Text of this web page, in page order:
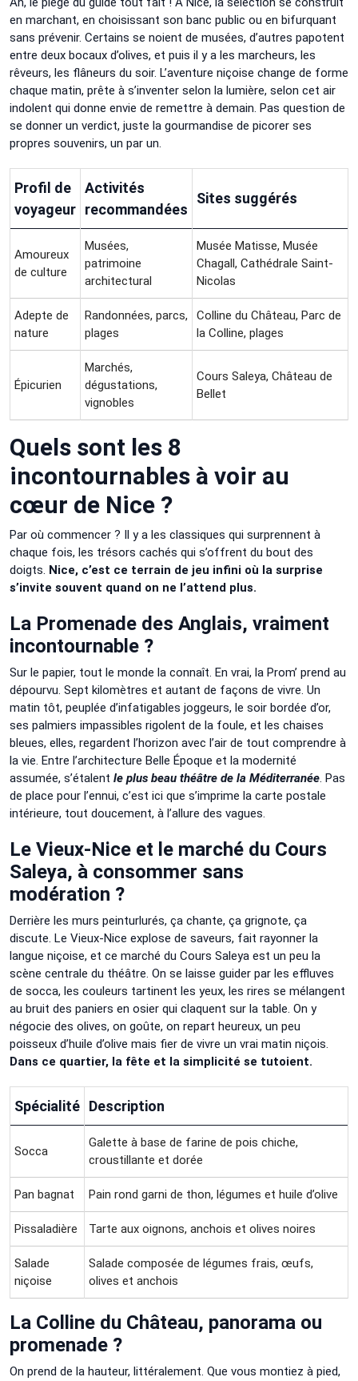
en marchant, en choisissant son banc public ou en bifurquant
sans prévenir. Certains se noient de musées, d’autres papotent
entre deux bocaux d’olives, et puis il y a les marcheurs, les
rêveurs, les flâneurs du soir. L’aventure niçoise change de forme
chaque matin, prête à s’inventer selon la lumière, selon cet air
indolent qui donne envie de remettre à demain. Pas question de
se donner un verdict, juste la gourmandise de picorer ses
propres souvenirs, un par un.
Profil de
voyageur
Activités
recommandées
Sites suggérés
Amoureux
de culture
Musées,
patrimoine
architectural
Musée Matisse, Musée
Chagall, Cathédrale Saint-
Nicolas
Adepte de
nature
Randonnées, parcs,
plages
Colline du Château, Parc de
la Colline, plages
Épicurien
Marchés,
dégustations,
vignobles
Cours Saleya, Château de
Bellet
Quels sont les 8
incontournables à voir au
cœur de Nice ?
Par où commencer ? Il y a les classiques qui surprennent à
chaque fois, les trésors cachés qui s’offrent du bout des
doigts. Nice, c’est ce terrain de jeu infini où la surprise
s’invite souvent quand on ne l’attend plus.
La Promenade des Anglais, vraiment
incontournable ?
Sur le papier, tout le monde la connaît. En vrai, la Prom’ prend au
dépourvu. Sept kilomètres et autant de façons de vivre. Un
matin tôt, peuplée d’infatigables joggeurs, le soir bordée d’or,
ses palmiers impassibles rigolent de la foule, et les chaises
bleues, elles, regardent l’horizon avec l’air de tout comprendre à
la vie. Entre l’architecture Belle Époque et la modernité
assumée, s’étalent le plus beau théâtre de la Méditerranée. Pas
de place pour l’ennui, c’est ici que s’imprime la carte postale
intérieure, tout doucement, à l’allure des vagues.
Le Vieux-Nice et le marché du Cours
Saleya, à consommer sans
modération ?
Derrière les murs peinturlurés, ça chante, ça grignote, ça
discute. Le Vieux-Nice explose de saveurs, fait rayonner la
langue niçoise, et ce marché du Cours Saleya est un peu la
scène centrale du théâtre. On se laisse guider par les effluves
de socca, les couleurs tartinent les yeux, les rires se mélangent
au bruit des paniers en osier qui claquent sur la table. On y
négocie des olives, on goûte, on repart heureux, un peu
poisseux d’huile d’olive mais fier de vivre un vrai matin niçois.
Dans ce quartier, la fête et la simplicité se tutoient.
Spécialité Description
Socca
Galette à base de farine de pois chiche,
croustillante et dorée
Pan bagnat Pain rond garni de thon, légumes et huile d’olive
Pissaladière Tarte aux oignons, anchois et olives noires
Salade
niçoise
Salade composée de légumes frais, œufs,
olives et anchois
La Colline du Château, panorama ou
promenade ?
On prend de la hauteur, littéralement. Que vous montiez à pied,